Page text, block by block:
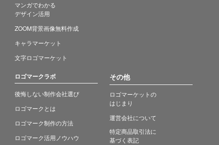
マンガでわかる
デザイン活用
ZOOM背景画像無料作成
キャラマーケット
文字ロゴマーケット
ロゴマークラボ
後悔しない制作会社選び
ロゴマークとは
ロゴマーク制作の方法
ロゴマーク活用ノウハウ
その他
ロゴマーケットの
はじまり
運営会社について
特定商品取引法に
基づく表記